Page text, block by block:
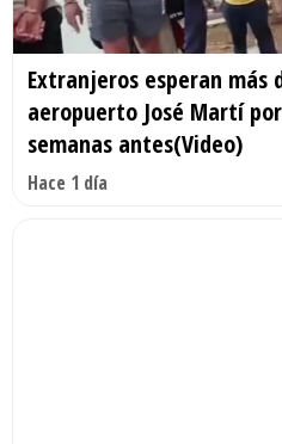
Extranjeros esperan más
aeropuerto José Martí
semanas antes(Video)
Hace 1 día